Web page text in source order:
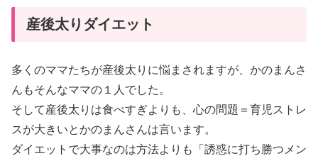
産後太りダイエット
多くのママたちが産後太りに悩まされますが、かのまんさ
んもそんなママの１人でした。
そして産後太りは食べすぎよりも、心の問題＝育児ストレ
スが大きいとかのまんさんは言います。
ダイエットで大事なのは方法よりも「誘惑に打ち勝つメン